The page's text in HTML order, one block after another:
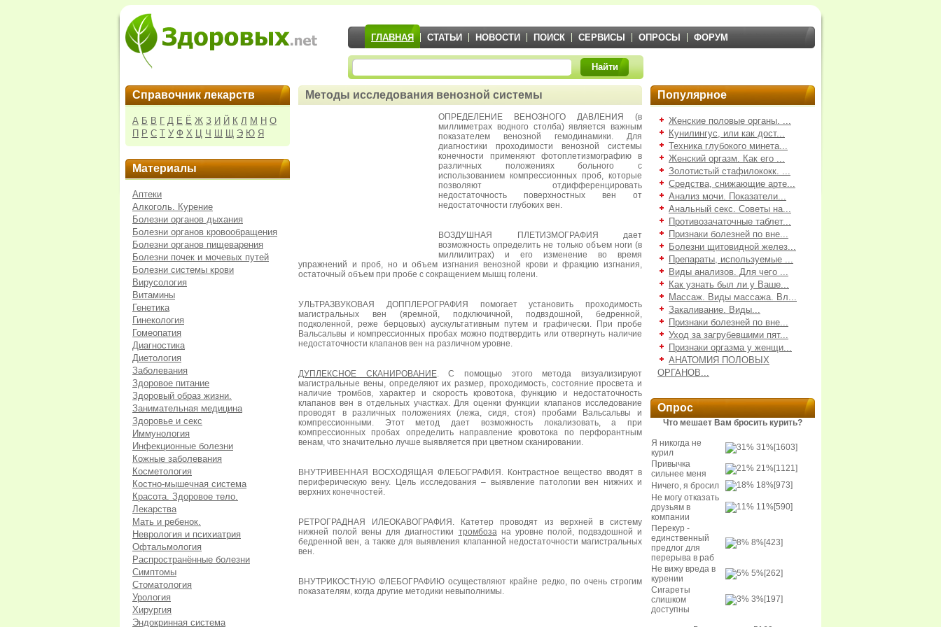
ГЛАВНАЯ СТАТЬИ НОВОСТИ ПОИСК СЕРВИСЫ ОПРОСЫ ФОРУМ
Найти
Справочник лекарств
А Б В Г Д Е Ё Ж З И Й К Л М Н О
П Р С Т У Ф Х Ц Ч Ш Щ Э Ю Я
Материалы
Аптеки
Алкоголь. Курение
Болезни органов дыхания
Болезни органов кровообращения
Болезни органов пищеварения
Болезни почек и мочевых путей
Болезни системы крови
Вирусология
Витамины
Генетика
Гинекология
Гомеопатия
Диагностика
Диетология
Заболевания
Здоровое питание
Здоровый образ жизни.
Занимательная медицина
Здоровье и секс
Иммунология
Инфекционные болезни
Кожные заболевания
Косметология
Костно-мышечная система
Красота. Здоровое тело.
Лекарства
Мать и ребенок.
Неврология и психиатрия
Офтальмология
Распространённые болезни
Симптомы
Стоматология
Урология
Хирургия
Эндокринная система
Методы исследования венозной системы
ОПРЕДЕЛЕНИЕ ВЕНОЗНОГО ДАВЛЕНИЯ (в
миллиметрах водного столба) является важным
показателем венозной гемодинамики. Для
диагностики проходимости венозной системы
конечности применяют фотоплетизмографию в
различных положениях больного с
использованием компрессионных проб, которые
позволяют отдифференцировать
недостаточность поверхностных вен от
недостаточности глубоких вен.
ВОЗДУШНАЯ ПЛЕТИЗМОГРАФИЯ дает
возможность определить не только объем ноги (в
миллилитрах) и его изменение во время
упражнений и проб, но и объем изгнания венозной крови и фракцию изгнания,
остаточный объем при пробе с сокращением мышц голени.
УЛЬТРАЗВУКОВАЯ ДОППЛЕРОГРАФИЯ помогает установить проходимость
магистральных вен (яремной, подключичной, подвздошной, бедренной,
подколенной, реже берцовых) аускультативным путем и графически. При пробе
Вальсальвы и компрессионных пробах можно подтвердить или отвергнуть наличие
недостаточности клапанов вен на различном уровне.
ДУПЛЕКСНОЕ СКАНИРОВАНИЕ. С помощью этого метода визуализируют
магистральные вены, определяют их размер, проходимость, состояние просвета и
наличие тромбов, характер и скорость кровотока, функцию и недостаточность
клапанов вен в отдельных участках. Для оценки функции клапанов исследование
проводят в различных положениях (лежа, сидя, стоя) пробами Вальсальвы и
компрессионными. Этот метод дает возможность локализовать, а при
компрессионных пробах определить направление кровотока по перфорантным
венам, что значительно лучше выявляется при цветном сканировании.
ВНУТРИВЕННАЯ ВОСХОДЯЩАЯ ФЛЕБОГРАФИЯ. Контрастное вещество вводят в
периферическую вену. Цель исследования – выявление патологии вен нижних и
верхних конечностей.
РЕТРОГРАДНАЯ ИЛЕОКАВОГРАФИЯ. Катетер проводят из верхней в систему
нижней полой вены для диагностики тромбозана уровне полой, подвздошной и
бедренной вен, а также для выявления клапанной недостаточности магистральных
вен.
ВНУТРИКОСТНУЮ ФЛЕБОГРАФИЮ осуществляют крайне редко, по очень строгим
показателям, когда другие методики невыполнимы.
Популярное
Женские половые органы. ...
Кунилингус, или как дост...
Техника глубокого минета...
Женский оргазм. Как его ...
Золотистый стафилококк. ...
Средства, снижающие арте...
Анализ мочи. Показатели...
Анальный секс. Советы на...
Противозачаточные таблет...
Признаки болезней по вне...
Болезни щитовидной желез...
Препараты, используемые ...
Виды анализов. Для чего ...
Как узнать был ли у Ваше...
Массаж. Виды массажа. Вл...
Закаливание. Виды...
Признаки болезней по вне...
Уход за загрубевшими пят...
Признаки оргазма у женщи...
АНАТОМИЯ ПОЛОВЫХ
ОРГАНОВ...
Опрос
Что мешает Вам бросить курить?
Я никогда не
курил
31%[1603]
Привычка
сильнее меня
21%[1121]
Ничего, я бросил
18%[973]
Не могу отказать
друзьям в
компании
11%[590]
Перекур -
единственный
предлог для
перерыва в раб
8%[423]
Не вижу вреда в
курении
5%[262]
Сигареты
слишком
доступны
3%[197]